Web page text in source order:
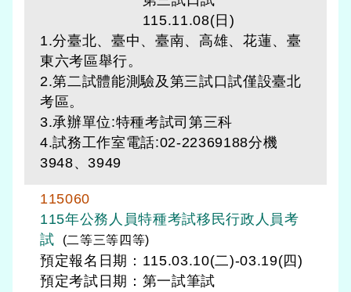
115.11.08(日)
1.分臺北、臺中、臺南、高雄、花蓮、臺
東六考區舉行。
2.第二試體能測驗及第三試口試僅設臺北
考區。
3.承辦單位:特種考試司第三科
4.試務工作室電話:02-22369188分機
3948、3949
115060
115年公務人員特種考試移民行政人員考
試
(二等三等四等)
預定報名日期：115.03.10(二)-03.19(四)
預定考試日期： 第一試筆試